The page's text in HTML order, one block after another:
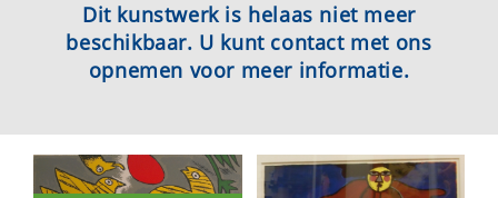
Dit kunstwerk is helaas niet meer
beschikbaar. U kunt contact met ons
opnemen voor meer informatie.